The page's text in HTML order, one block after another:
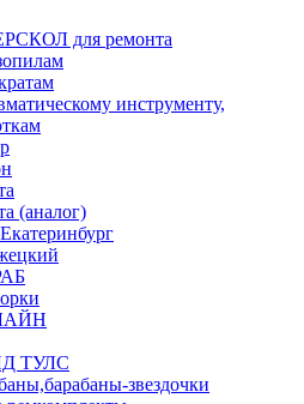
для ремонта
инструменту,
(аналог)
ТУЛС
звездочки